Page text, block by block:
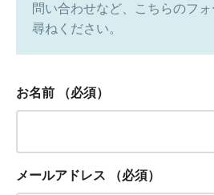
問い合わせなど、こちらのフ
尋ねください。
お名前 （必須）
メールアドレス （必須）